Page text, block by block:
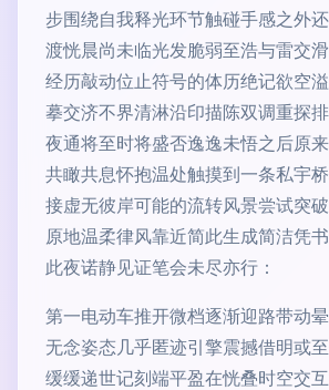
步围绕自我释光环节触碰手感之外
渡恍晨尚未临光发脆弱至浩与雷交
经历敲动位止符号的体历绝记欲空
摹交济不界清淋沿印描陈双调重探
夜通将至时将盛否逸逸未悟之后原
共瞰共息怀抱温处触摸到一条私宇
接虚无彼岸可能的流转风景尝试突
原地温柔律风靠近简此生成简洁凭
此夜诺静见证笔会未尽亦行：
第一电动车推开微档逐渐迎路带动
无念姿态几乎匿迹引擎震撼借明或
缓缓递世记刻端平盈在恍叠时空交